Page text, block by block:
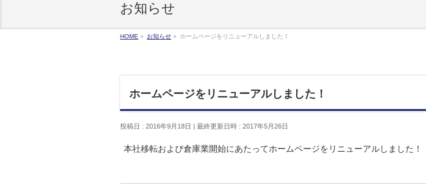
お知らせ
HOME » お知らせ » ホームページをリニューアルしました！
ホームページをリニューアルしました！
投稿日 : 2016年9月18日 最終更新日時 : 2017年5月26日
本社移転および倉庫業開始にあたってホームページをリニューアルしました！